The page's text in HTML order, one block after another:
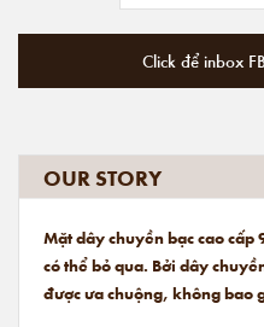
Click để inbox
OUR STORY
Mặt dây chuyền bạc cao cấp
có thể bỏ qua. Bởi dây
được ưa chuộng, không bao